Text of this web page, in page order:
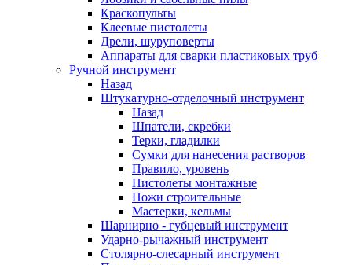
Краскопульты
Клеевые пистолеты
Дрели, шуруповерты
Аппараты для сварки пластиковых труб
Ручной инструмент
Назад
Штукатурно-отделочный инструмент
Назад
Шпатели, скребки
Терки, гладилки
Сумки для нанесения растворов
Правило, уровень
Пистолеты монтажные
Ножи строительные
Мастерки, кельмы
Шарнирно - губцевый инструмент
Ударно-рычажный инструмент
Столярно-слесарный инструмент